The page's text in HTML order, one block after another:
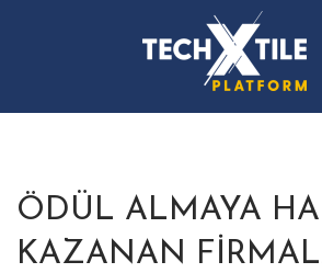
ÖDÜL ALMAYA
KAZANAN